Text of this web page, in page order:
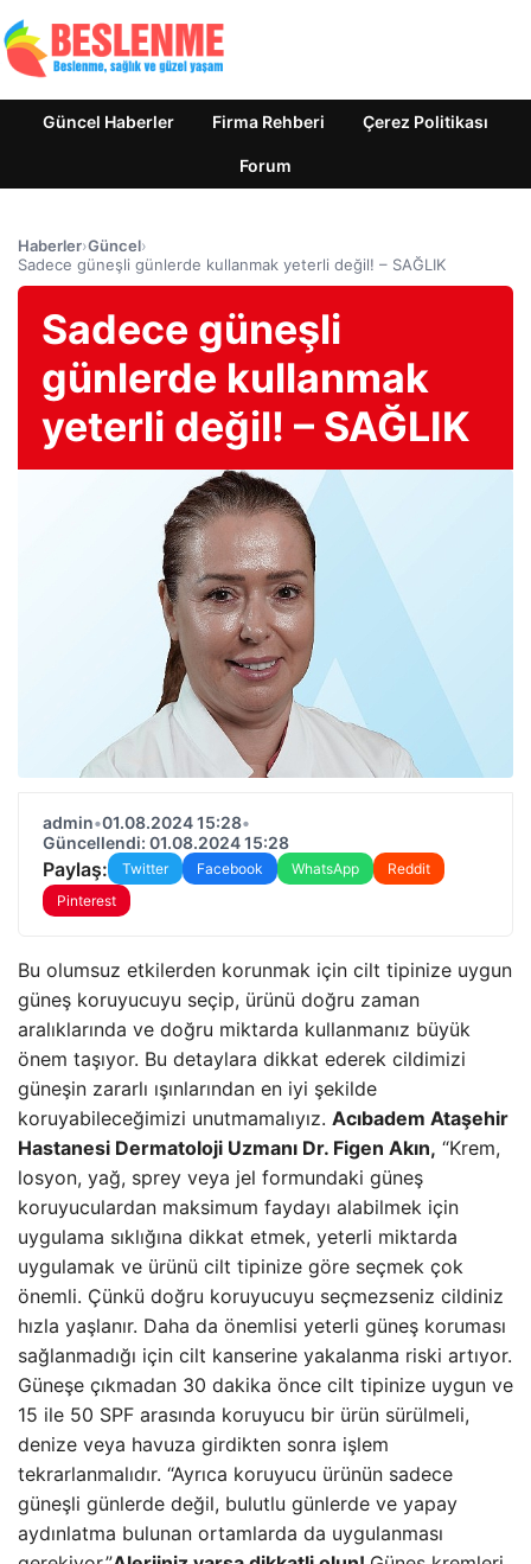
Güncel Haberler Firma Rehberi Çerez Politikası
Forum
Haberler›Güncel›
Sadece güneşli günlerde kullanmak yeterli değil! – SAĞLIK
Sadece güneşli
günlerde kullanmak
yeterli değil! – SAĞLIK
admin•01.08.2024 15:28•
Güncellendi: 01.08.2024 15:28
Paylaş: Twitter Facebook WhatsApp
Reddit
Pinterest
Bu olumsuz etkilerden korunmak için cilt tipinize uygun
güneş koruyucuyu seçip, ürünü doğru zaman
aralıklarında ve doğru miktarda kullanmanız büyük
önem taşıyor. Bu detaylara dikkat ederek cildimizi
güneşin zararlı ışınlarından en iyi şekilde
koruyabileceğimizi unutmamalıyız. Acıbadem Ataşehir
Hastanesi Dermatoloji Uzmanı Dr. Figen Akın, “Krem,
losyon, yağ, sprey veya jel formundaki güneş
koruyuculardan maksimum faydayı alabilmek için
uygulama sıklığına dikkat etmek, yeterli miktarda
uygulamak ve ürünü cilt tipinize göre seçmek çok
önemli. Çünkü doğru koruyucuyu seçmezseniz cildiniz
hızla yaşlanır. Daha da önemlisi yeterli güneş koruması
sağlanmadığı için cilt kanserine yakalanma riski artıyor.
Güneşe çıkmadan 30 dakika önce cilt tipinize uygun ve
15 ile 50 SPF arasında koruyucu bir ürün sürülmeli,
denize veya havuza girdikten sonra işlem
tekrarlanmalıdır. “Ayrıca koruyucu ürünün sadece
güneşli günlerde değil, bulutlu günlerde ve yapay
aydınlatma bulunan ortamlarda da uygulanması